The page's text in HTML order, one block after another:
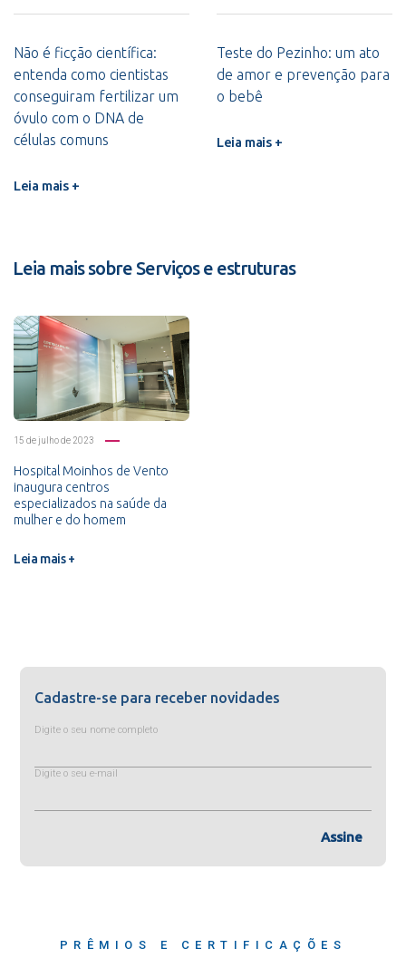
Não é ficção científica:
entenda como cientistas
conseguiram fertilizar um
óvulo com o DNA de
células comuns
Leia mais +
Teste do Pezinho: um ato
de amor e prevenção para
o bebê
Leia mais +
Leia mais sobre Serviços e estruturas
15 de julho de 2023
Hospital Moinhos de Vento
inaugura centros
especializados na saúde da
mulher e do homem
Leia mais +
Cadastre-se para receber novidades
Digite o seu nome completo
Digite o seu e-mail
Assine
PRÊMIOS E CERTIFICAÇÕES